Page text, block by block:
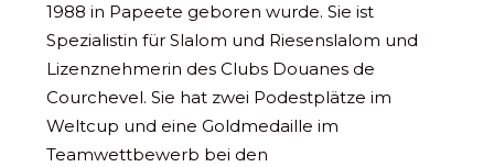
1988 in Papeete geboren wurde. Sie ist
Spezialistin für Slalom und Riesenslalom und
Lizenznehmerin des Clubs Douanes de
Courchevel. Sie hat zwei Podestplätze im
Weltcup und eine Goldmedaille im
Teamwettbewerb bei den